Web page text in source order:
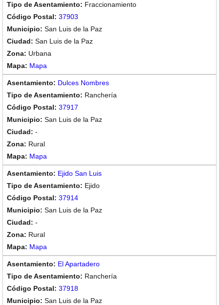
Fraccionamiento
37903
San Luis de la Paz
San Luis de la Paz
Urbana
Mapa
Dulces Nombres
Ranchería
37917
San Luis de la Paz
-
Rural
Mapa
Ejido San Luis
Ejido
37914
San Luis de la Paz
-
Rural
Mapa
El Apartadero
Ranchería
37918
San Luis de la Paz